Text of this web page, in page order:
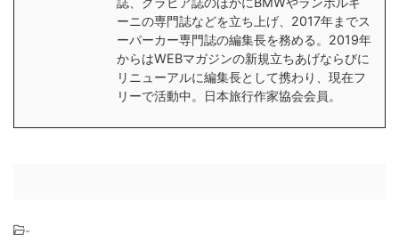
ーニの専門誌などを立ち上げ、2017年までス
ーパーカー専門誌の編集長を務める。2019年
からはWEBマガジンの新規立ちあげならびに
リニューアルに編集長として携わり、現在フ
リーで活動中。日本旅行作家協会会員。
-